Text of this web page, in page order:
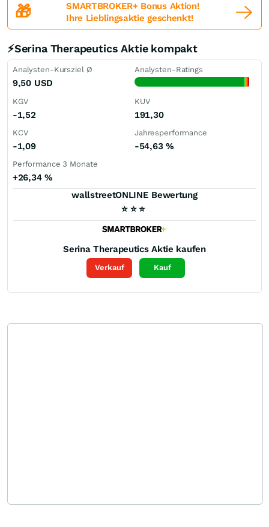
🎁
SMARTBROKER+ Bonus Aktion!
Ihre Lieblingsaktie geschenkt!
⚡Serina Therapeutics Aktie kompakt
Analysten-Kursziel Ø
9,50 USD
Analysten-Ratings
KGV
-1,52
KUV
191,30
KCV
-1,09
Jahresperformance
-54,63 %
Performance 3 Monate
+26,34 %
wallstreetONLINE Bewertung
⭐ ⭐ ⭐
Serina Therapeutics Aktie kaufen
Verkauf Kauf